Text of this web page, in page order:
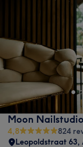
Moon Nailstudio
4,8
824
Leopoldstraat 63,